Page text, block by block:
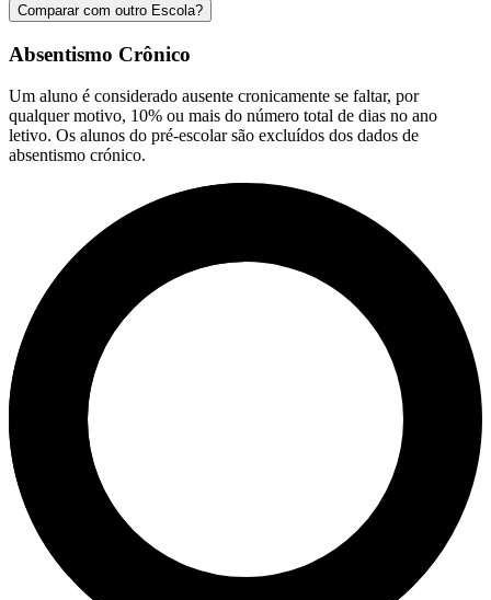
Comparar com outro Escola?
Absentismo Crônico
Um aluno é considerado ausente cronicamente se faltar, por
qualquer motivo, 10% ou mais do número total de dias no ano
letivo. Os alunos do pré-escolar são excluídos dos dados de
absentismo crónico.